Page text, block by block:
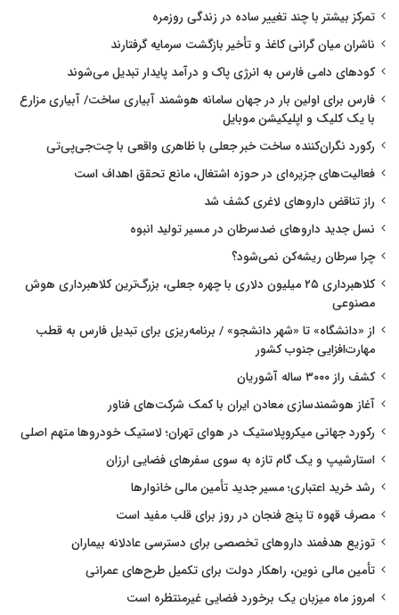
تمرکز بیشتر با چند تغییر ساده در زندگی روزمره
ناشران میان گرانی کاغذ و تأخیر بازگشت سرمایه گرفتارند
کودهای دامی فارس به انرژی پاک و درآمد پایدار تبدیل می‌شوند
فارس برای اولین بار در جهان سامانه هوشمند آبیاری ساخت/ آبیاری مزارع
با یک کلیک و اپلیکیشن موبایل
رکورد نگران‌کننده ساخت خبر جعلی با ظاهری واقعی با چت‌جی‌پی‌تی
فعالیت‌های جزیره‌ای در حوزه اشتغال، مانع تحقق اهداف است
راز تناقض داروهای لاغری کشف شد
نسل جدید داروهای ضدسرطان در مسیر تولید انبوه
چرا سرطان ریشه‌کن نمی‌شود؟
کلاهبرداری ۲۵ میلیون دلاری با چهره جعلی، بزرگ‌ترین کلاهبرداری هوش
مصنوعی
از «دانشگاه» تا «شهر دانشجو» / برنامه‌ریزی برای تبدیل فارس به قطب
مهارت‌افزایی جنوب کشور
کشف راز ۳۰۰۰ ساله آشوریان
آغاز هوشمندسازی معادن ایران با کمک شرکت‌های فناور
رکورد جهانی میکروپلاستیک در هوای تهران؛ لاستیک خودروها متهم اصلی
استارشیپ و یک گام تازه به سوی سفرهای فضایی ارزان
رشد خرید اعتباری؛ مسیر جدید تأمین مالی خانوارها
مصرف قهوه تا پنج فنجان در روز برای قلب مفید است
توزیع هدفمند داروهای تخصصی برای دسترسی عادلانه بیماران
تأمین مالی نوین، راهکار دولت برای تکمیل طرح‌های عمرانی
امروز ماه میزبان یک برخورد فضایی غیرمنتظره است